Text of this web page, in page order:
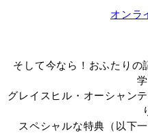
オンラ
そして今なら！おふたりの
グレイスヒル・オーシャン
スペシャルな特典（以下